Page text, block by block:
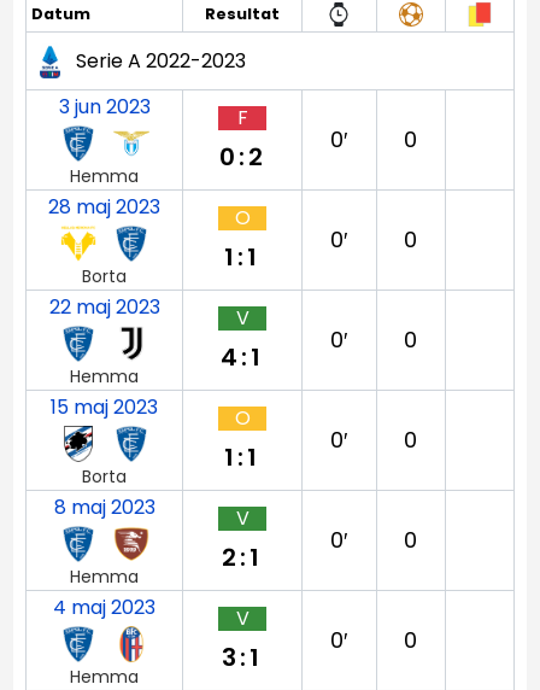
Datum Resultat
Serie A 2022-2023
3 jun 2023
Hemma
F
0:2
0′ 0
28 maj 2023
Borta
O
1:1
0′ 0
22 maj 2023
Hemma
V
4:1
0′ 0
15 maj 2023
Borta
O
1:1
0′ 0
8 maj 2023
Hemma
V
2:1
0′ 0
4 maj 2023
Hemma
V
3:1
0′ 0